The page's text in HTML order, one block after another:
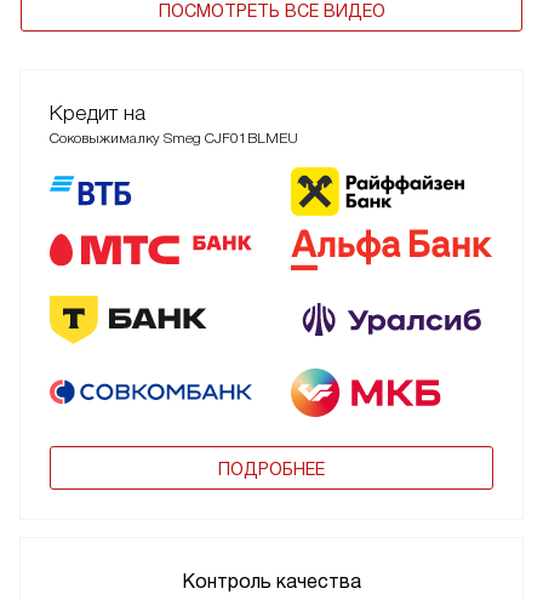
ПОСМОТРЕТЬ ВСЕ ВИДЕО
Кредит на
Соковыжималку Smeg CJF01BLMEU
ПОДРОБНЕЕ
Контроль качества